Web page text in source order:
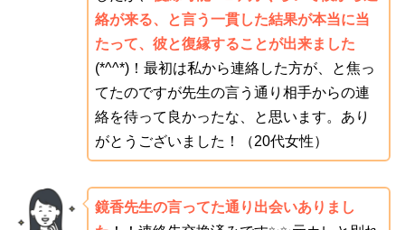
絡が来る、と言う一貫した結果が本当に当
たって、彼と復縁することが出来ました
(*^^*)！最初は私から連絡した方が、と焦っ
てたのですが先生の言う通り相手からの連
絡を待って良かったな、と思います。あり
がとうございました！（20代女性）
鏡香先生の言ってた通り出会いありまし